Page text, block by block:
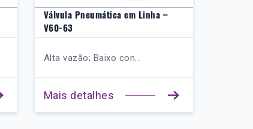
Válvula Pneumática em Linha –
V60-63
Alta vazão; Baixo con...
Mais detalhes